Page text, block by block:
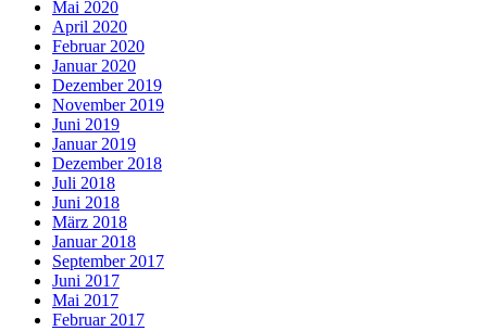
Mai 2020
April 2020
Februar 2020
Januar 2020
Dezember 2019
November 2019
Juni 2019
Januar 2019
Dezember 2018
Juli 2018
Juni 2018
März 2018
Januar 2018
September 2017
Juni 2017
Mai 2017
Februar 2017